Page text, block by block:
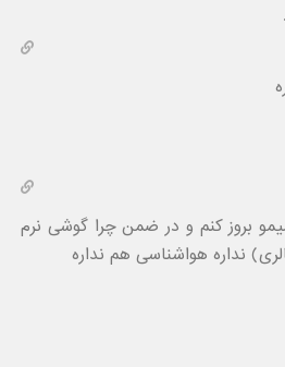
بروز کنم و در ضمن چرا گوشی نرم
نداره هواشناسی هم نداره